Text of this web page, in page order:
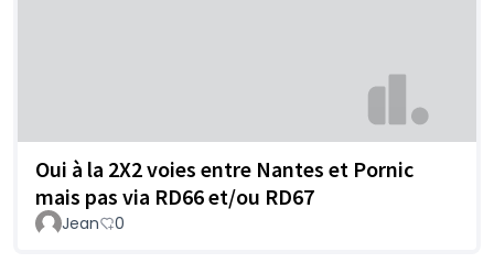
Oui à la 2X2 voies entre Nantes et Pornic
mais pas via RD66 et/ou RD67
Jean 0